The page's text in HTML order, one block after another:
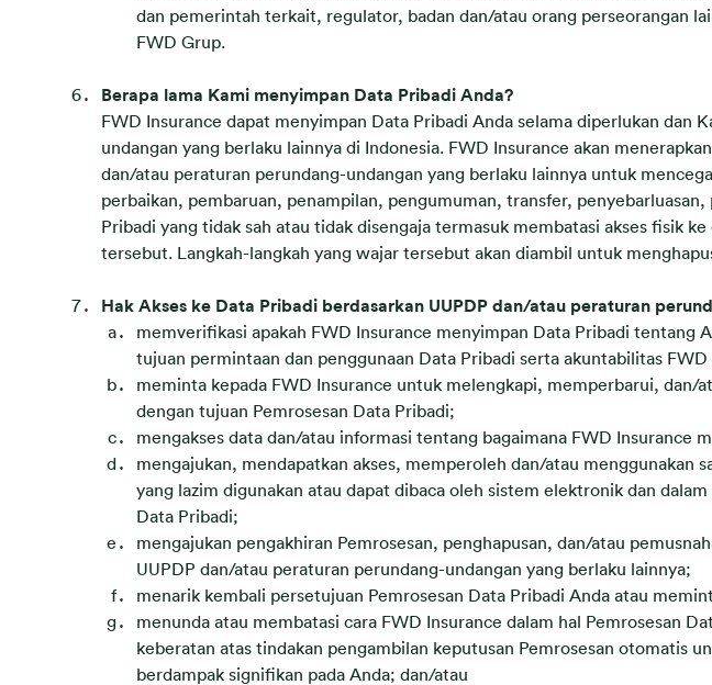
dan pemerintah terkait, regulator, badan dan/atau orang perseorangan
FWD Grup.
Berapa lama Kami menyimpan Data Pribadi Anda?
FWD Insurance dapat menyimpan Data Pribadi Anda selama diperlukan dan
undangan yang berlaku lainnya di Indonesia. FWD Insurance akan
dan/atau peraturan perundang-undangan yang berlaku lainnya untuk
perbaikan, pembaruan, penampilan, pengumuman, transfer,
Pribadi yang tidak sah atau tidak disengaja termasuk membatasi akses fisik
tersebut. Langkah-langkah yang wajar tersebut akan diambil untuk
Hak Akses ke Data Pribadi berdasarkan UUPDP dan/atau peraturan
memverifikasi apakah FWD Insurance menyimpan Data Pribadi
tujuan permintaan dan penggunaan Data Pribadi serta akuntabilitas FWD
meminta kepada FWD Insurance untuk melengkapi, memperbarui, dan/
dengan tujuan Pemrosesan Data Pribadi;
mengakses data dan/atau informasi tentang bagaimana FWD Insurance
mengajukan, mendapatkan akses, memperoleh dan/atau
yang lazim digunakan atau dapat dibaca oleh sistem elektronik dan
Data Pribadi;
mengajukan pengakhiran Pemrosesan, penghapusan, dan/atau
UUPDP dan/atau peraturan perundang-undangan yang berlaku lainnya;
menarik kembali persetujuan Pemrosesan Data Pribadi Anda atau
menunda atau membatasi cara FWD Insurance dalam hal Pemrosesan
keberatan atas tindakan pengambilan keputusan Pemrosesan otomatis
berdampak signifikan pada Anda; dan/atau